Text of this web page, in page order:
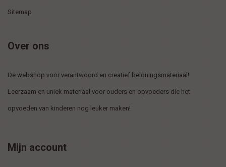
Sitemap
Over ons
De webshop voor verantwoord en creatief beloningsmateriaal!
Leerzaam en uniek materiaal voor ouders en opvoeders die het
opvoeden van kinderen nog leuker maken!
Mijn account